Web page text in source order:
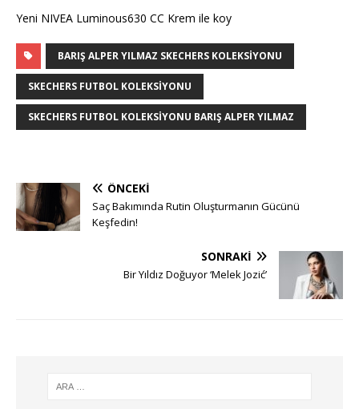
Yeni NIVEA Luminous630 CC Krem ile koy
BARIŞ ALPER YILMAZ SKECHERS KOLEKSIYONU
SKECHERS FUTBOL KOLEKSIYONU
SKECHERS FUTBOL KOLEKSIYONU BARIŞ ALPER YILMAZ
ÖNCEKI
Saç Bakımında Rutin Oluşturmanın Gücünü
Keşfedin!
SONRAKI
Bir Yıldız Doğuyor ‘Melek Jozić’